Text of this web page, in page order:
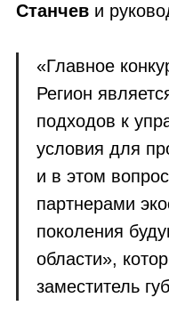
Станчев и
«Главное
Регион
подходов к
условия для
и в этом
партнерами
поколения
области»,
заместитель